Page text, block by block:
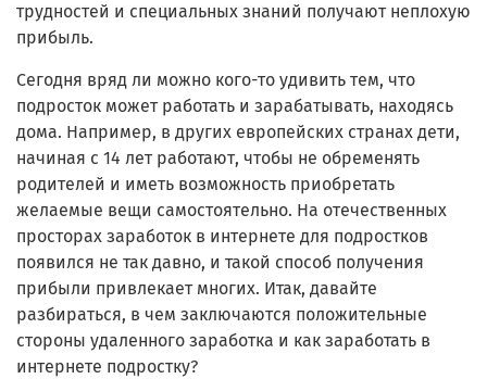
трудностей и специальных знаний получают неплохую
прибыль.
Сегодня вряд ли можно кого-то удивить тем, что
подросток может работать и зарабатывать, находясь
дома. Например, в других европейских странах дети,
начиная с 14 лет работают, чтобы не обременять
родителей и иметь возможность приобретать
желаемые вещи самостоятельно. На отечественных
просторах заработок в интернете для подростков
появился не так давно, и такой способ получения
прибыли привлекает многих. Итак, давайте
разбираться, в чем заключаются положительные
стороны удаленного заработка и как заработать в
интернете подростку?